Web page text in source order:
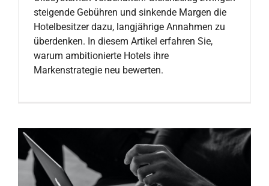
steigende Gebühren und sinkende Margen die
Hotelbesitzer dazu, langjährige Annahmen zu
überdenken. In diesem Artikel erfahren Sie,
warum ambitionierte Hotels ihre
Markenstrategie neu bewerten.